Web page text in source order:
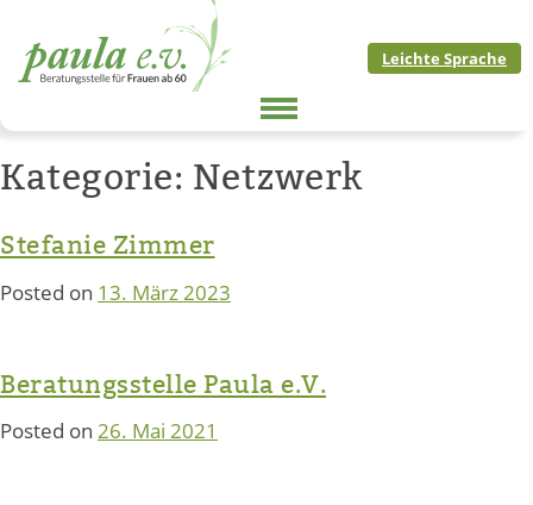
content
Leichte Sprache
Kategorie: Netzwerk
Stefanie Zimmer
Posted on 13. März 2023
Beratungsstelle Paula e.V.
Posted on 26. Mai 2021